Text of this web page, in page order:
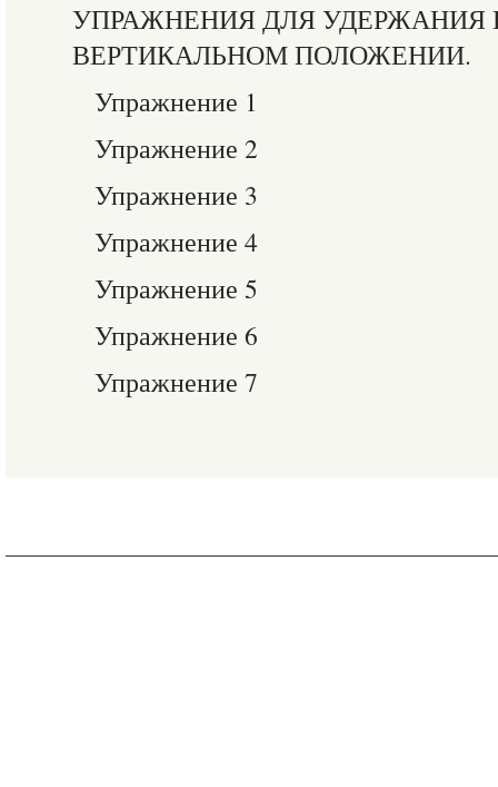
УПРАЖНЕНИЯ ДЛЯ УДЕРЖАНИЯ
ВЕРТИКАЛЬНОМ ПОЛОЖЕНИИ.
Упражнение 1
Упражнение 2
Упражнение 3
Упражнение 4
Упражнение 5
Упражнение 6
Упражнение 7